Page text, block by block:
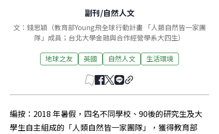
副刊/自然人文
文：錢思穎（教育部Young飛全球行動計畫 「人類自然皆一家團
隊」成員；台北大學金融與合作經營學系大四生）
地球之友 英國 自然人文 生活環境
編按：2018 年暑假，四名不同學校、90後的研究生及大
學生自主組成的「人類自然皆一家團隊」，獲得教育部